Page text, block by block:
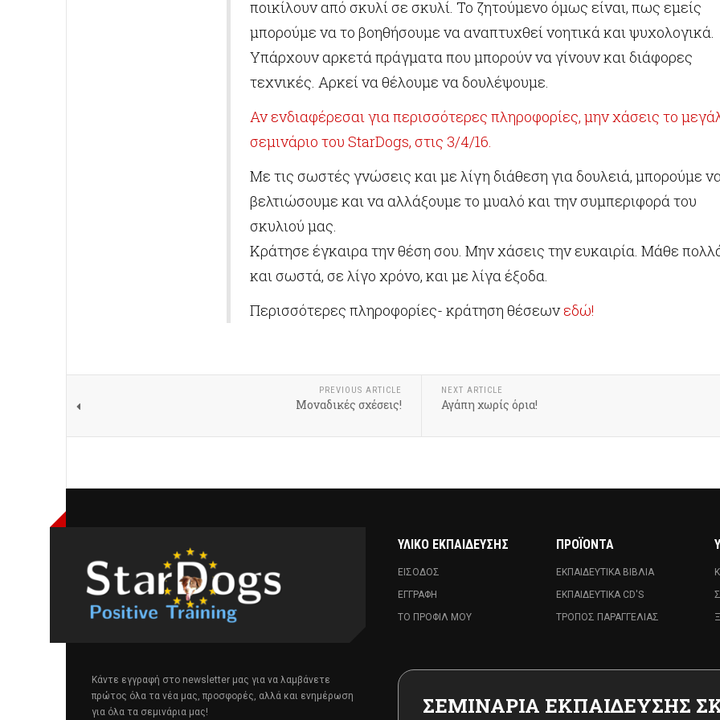
ποικίλουν από σκυλί σε σκυλί. Το ζητούμενο όμως είναι, πως εμείς
μπορούμε να το βοηθήσουμε να αναπτυχθεί νοητικά και ψυχολογικά.
Υπάρχουν αρκετά πράγματα που μπορούν να γίνουν και διάφορες
τεχνικές. Αρκεί να θέλουμε να δουλέψουμε.
Αν ενδιαφέρεσαι για περισσότερες πληροφορίες, μην χάσεις το
σεμινάριο του StarDogs, στις 3/4/16.
Με τις σωστές γνώσεις και με λίγη διάθεση για δουλειά, μπορούμε
βελτιώσουμε και να αλλάξουμε το μυαλό και την συμπεριφορά του
σκυλιού μας.
Κράτησε έγκαιρα την θέση σου. Μην χάσεις την ευκαιρία. Μάθε
και σωστά, σε λίγο χρόνο, και με λίγα έξοδα.
Περισσότερες πληροφορίες- κράτηση θέσεωνεδώ!
PREVIOUS ARTICLE
Μοναδικές σχέσεις!
NEXT ARTICLE
Αγάπη χωρίς όρια!
Κάντε εγγραφή στο newsletter μας για να λαμβάνετε
πρώτος όλα τα νέα μας, προσφορές, αλλά και ενημέρωση
για όλα τα σεμινάρια μας!
ΥΛΙΚΌ ΕΚΠΑΊΔΕΥΣΗΣ
ΕΊΣΟΔΟΣ
ΕΓΓΡΑΦΉ
ΤΟ ΠΡΟΦΊΛ ΜΟΥ
ΠΡΟΪΌΝΤΑ
ΕΚΠΑΙΔΕΥΤΙΚΆ ΒΙΒΛΊΑ
ΕΚΠΑΙΔΕΥΤΙΚΆ CD'S
ΤΡΌΠΟΣ ΠΑΡΑΓΓΕΛΊΑΣ
ΣΕΜΙΝΑΡΙΑ ΕΚΠΑΙΔΕΥΣΗΣ